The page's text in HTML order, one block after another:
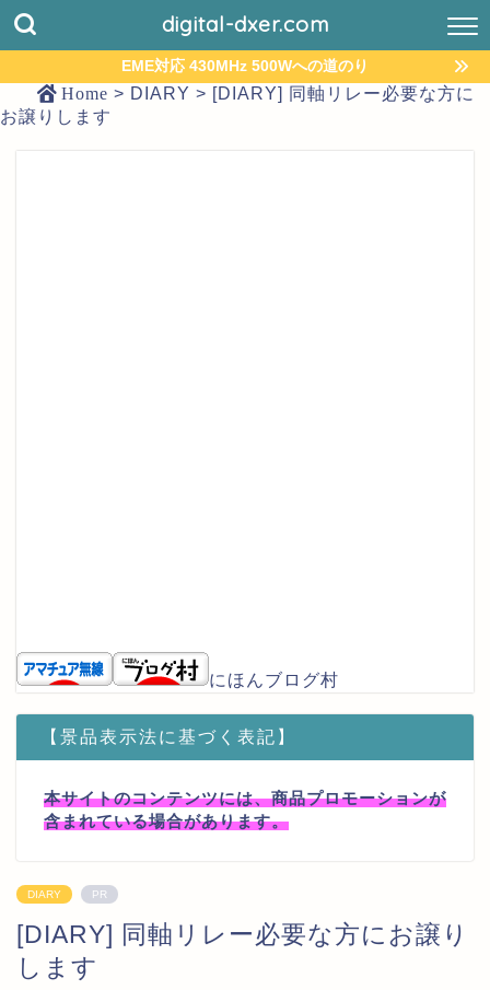
digital-dxer.com
EME対応 430MHz 500Wへの道のり
Home > DIARY > [DIARY] 同軸リレー必要な方に
お譲りします
にほんブログ村
【景品表示法に基づく表記】
本サイトのコンテンツには、商品プロモーションが
含まれている場合があります。
DIARY PR
[DIARY] 同軸リレー必要な方にお譲り
します